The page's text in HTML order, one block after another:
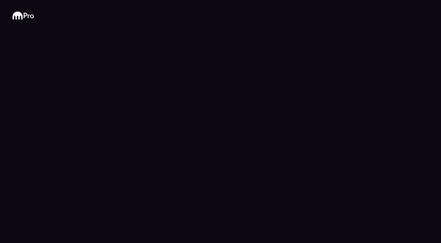
Kraken
Pro